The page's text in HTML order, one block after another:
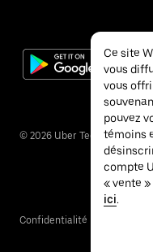
© 2026 Uber Technologies
Confidentialité
Ce site
vous
vous
pouvez
témoins
compte
« vente »
ici.